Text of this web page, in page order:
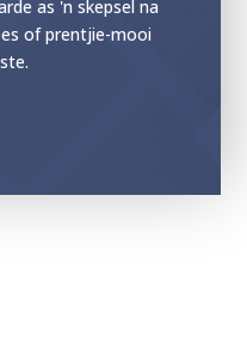
as 'n skepsel na
of prentjie-mooi